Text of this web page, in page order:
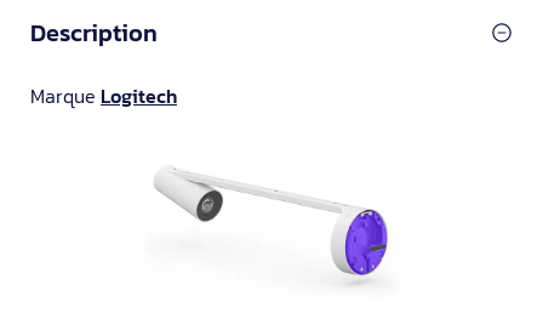
Description
Marque Logitech